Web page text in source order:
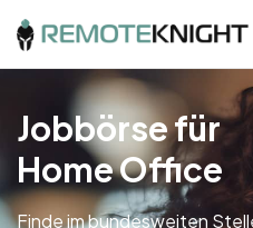
Jobbörse für
Home Office
Finde im bundesweiten